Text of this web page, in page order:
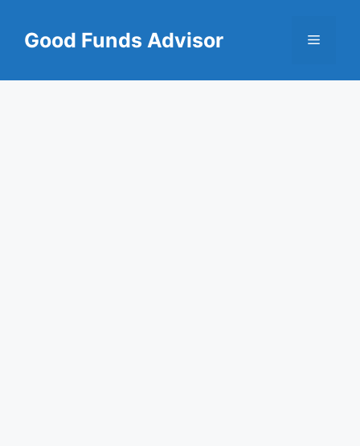
Good Funds Advisor Menu